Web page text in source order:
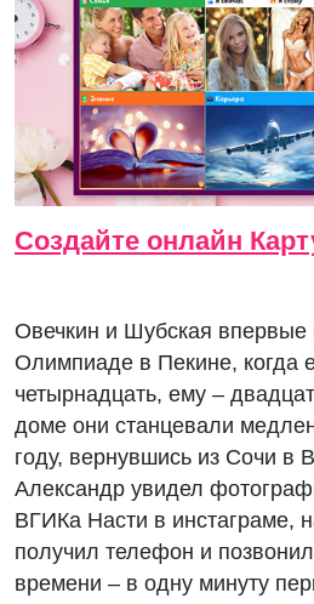
Создайте онлайн
Овечкин и Шубская впервые
Олимпиаде в Пекине, когда
четырнадцать, ему –
доме они станцевали
году, вернувшись из Сочи в
Александр увидел
ВГИКа Насти в инстаграме,
получил телефон и
времени – в одну минуту